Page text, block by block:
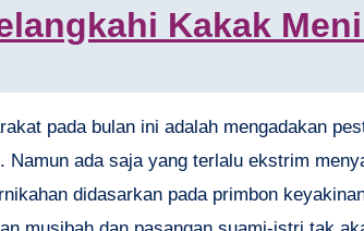
Kakak
pada bulan ini adalah mengadakan
Namun ada saja yang terlalu ekstrim
didasarkan pada primbon